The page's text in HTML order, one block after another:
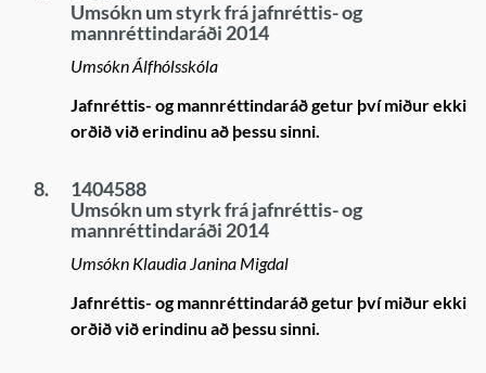
Umsókn um styrk frá jafnréttis- og
mannréttindaráði 2014
Umsókn Álfhólsskóla
Jafnréttis- og mannréttindaráð getur því miður ekki
orðið við erindinu að þessu sinni.
8.
1404588
Umsókn um styrk frá jafnréttis- og
mannréttindaráði 2014
Umsókn Klaudia Janina Migdal
Jafnréttis- og mannréttindaráð getur því miður ekki
orðið við erindinu að þessu sinni.